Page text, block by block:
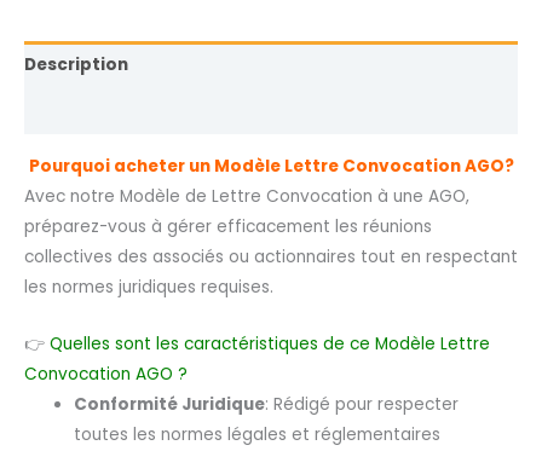
Description
Pourquoi acheter un Modèle Lettre Convocation AGO?
Avec notre Modèle de Lettre Convocation à une AGO,
préparez-vous à gérer efficacement les réunions
collectives des associés ou actionnaires tout en respectant
les normes juridiques requises.
👉 Quelles sont les caractéristiques de ce Modèle Lettre
Convocation AGO ?
Conformité Juridique: Rédigé pour respecter
toutes les normes légales et réglementaires